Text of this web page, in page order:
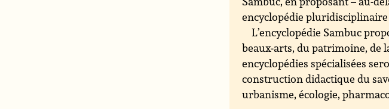
encyclopédie
L’encyclopédie Sambuc
beaux-arts, du patrimoine, de
encyclopédies spécialisées
construction didactique du
urbanisme, écologie,